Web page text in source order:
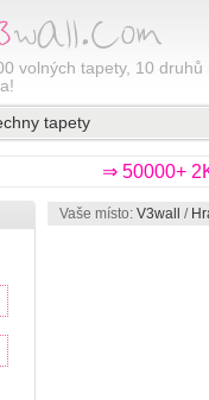
volných tapety, 10 druhů
tapety
⇒ 50000+
Vaše místo: V3wall /